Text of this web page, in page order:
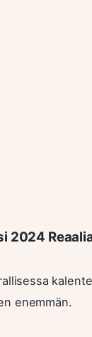
2024
enemmän.